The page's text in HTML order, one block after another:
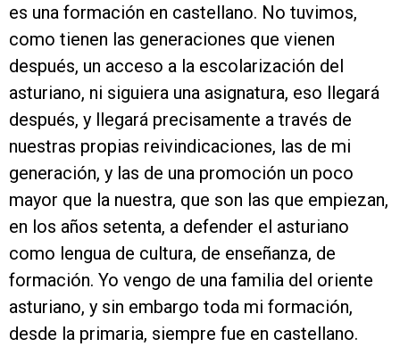
es una formación en castellano. No tuvimos,
como tienen las generaciones que vienen
después, un acceso a la escolarización del
asturiano, ni siguiera una asignatura, eso llegará
después, y llegará precisamente a través de
nuestras propias reivindicaciones, las de mi
generación, y las de una promoción un poco
mayor que la nuestra, que son las que empiezan,
en los años setenta, a defender el asturiano
como lengua de cultura, de enseñanza, de
formación. Yo vengo de una familia del oriente
asturiano, y sin embargo toda mi formación,
desde la primaria, siempre fue en castellano.